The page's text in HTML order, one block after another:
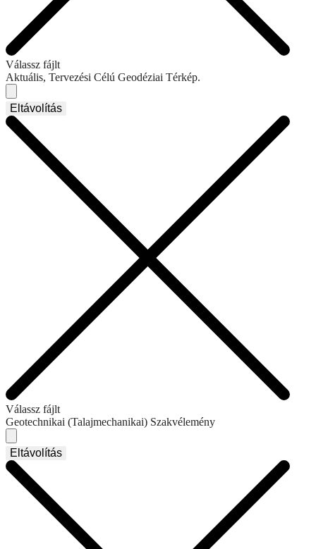
Válassz fájlt
Aktuális, Tervezési Célú Geodéziai Térkép.
Eltávolítás
Válassz fájlt
Geotechnikai (Talajmechanikai) Szakvélemény
Eltávolítás